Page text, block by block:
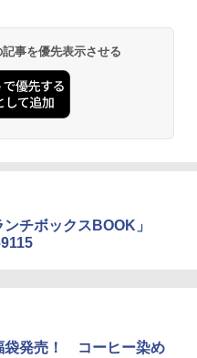
事を優先表示させる
チボックスBOOK」
袋発売！ コーヒー染め